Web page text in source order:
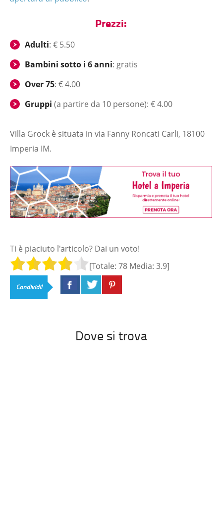
Prezzi:
Adulti: € 5.50
Bambini sotto i 6 anni: gratis
Over 75: € 4.00
Gruppi (a partire da 10 persone): € 4.00
Villa Grock è situata in via Fanny Roncati Carli, 18100
Imperia IM.
Ti è piaciuto l'articolo? Dai un voto!
[Totale: 78 Media: 3.9]
Condividi!
Dove si trova